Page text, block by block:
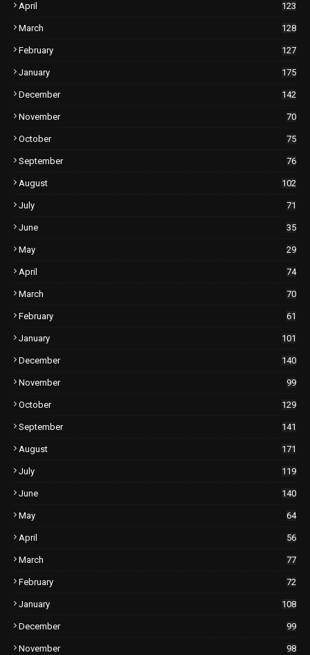
April 123
March 128
February 127
January 175
December 142
November 70
October 75
September 76
August 102
July 71
June 35
May 29
April 74
March 70
February 61
January 101
December 140
November 99
October 129
September 141
August 171
July 119
June 140
May 64
April 56
March 77
February 72
January 108
December 99
November 98